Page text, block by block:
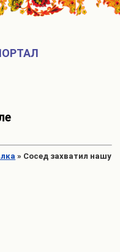
» Cосед захватил нашу